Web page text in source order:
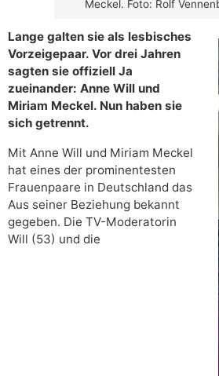
Meckel. Foto: Rolf
Lange galten sie als lesbisches
Vorzeigepaar. Vor drei Jahren
sagten sie offiziell Ja
zueinander: Anne Will und
Miriam Meckel. Nun haben sie
sich getrennt.
Mit Anne Will und Miriam Meckel
hat eines der prominentesten
Frauenpaare in Deutschland das
Aus seiner Beziehung bekannt
gegeben. Die TV-Moderatorin
Will (53) und die